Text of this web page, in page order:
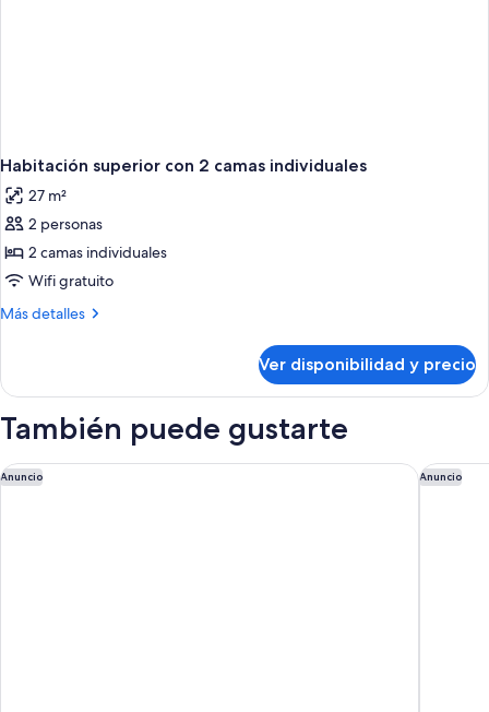
Habitación superior con 2 camas individuales
27 m²
2 personas
2 camas individuales
Wifi gratuito
Más detalles
Más
superior
individuales
Ver disponibilidad y precio
También puede gustarte
Anuncio
MGM Shanghai West Bund Anuncio
The